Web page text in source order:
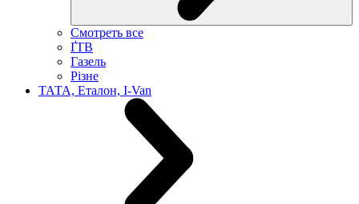
Смотреть все
ҐТВ
Газель
Різне
ТАТА, Еталон, I-Van